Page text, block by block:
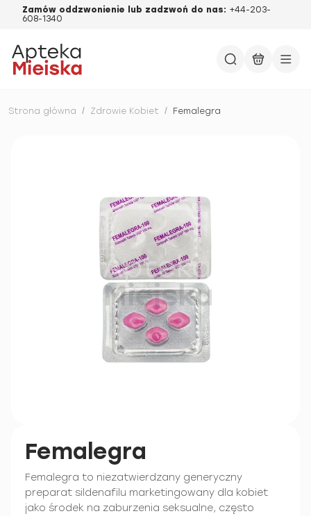
Zamów oddzwonienie lub zadzwoń do nas: +44-203-
608-1340
Strona główna / Zdrowie Kobiet / Femalegra
Femalegra
Femalegra to niezatwierdzany generyczny
preparat sildenafilu marketingowany dla kobiet
jako środek na zaburzenia seksualne, często